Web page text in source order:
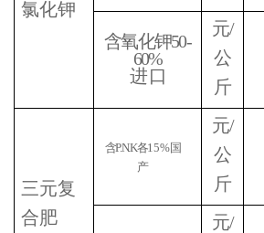
氯化钾
含氧化钾50-
60%
进 口
元/
公
斤
三元复
合肥
含P.N.K各15%国
产
元/
公
斤
元/